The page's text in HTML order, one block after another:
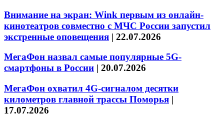
Внимание на экран: Wink первым из онлайн-
кинотеатров совместно с МЧС России запустил
экстренные оповещения | 22.07.2026
МегаФон назвал самые популярные 5G-
смартфоны в России | 20.07.2026
МегаФон охватил 4G-сигналом десятки
километров главной трассы Поморья |
17.07.2026